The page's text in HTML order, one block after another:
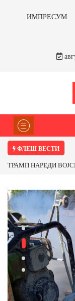
ИМПРЕСУМ
ФЛЕШ ВЕСТИ
ТРАМП НАРЕДИ
Иловица и со